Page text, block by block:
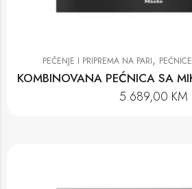
PEČENJE I PRIPREMA NA PARI,
5.689,00 KM